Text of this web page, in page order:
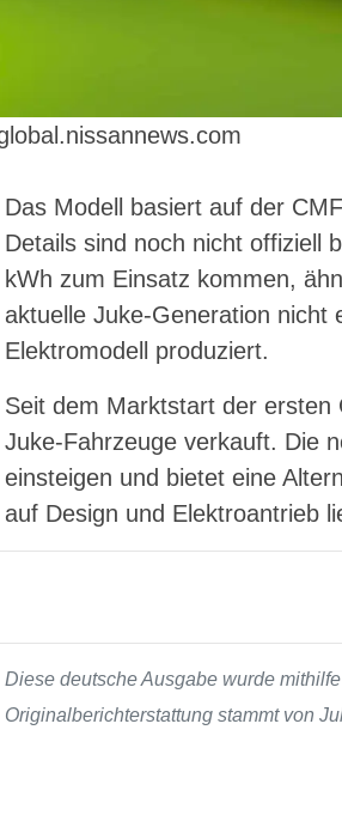
Das Modell basiert auf der
Details sind noch nicht offiziell
kWh zum Einsatz kommen,
aktuelle Juke-Generation nicht
Elektromodell produziert.
Seit dem Marktstart der ersten
Juke-Fahrzeuge verkauft. Die
einsteigen und bietet eine
auf Design und Elektroantrieb
Diese deutsche Ausgabe wurde
Originalberichterstattung stammt von